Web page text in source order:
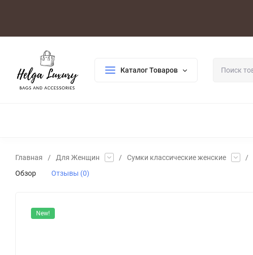
Каталог Товаров
Главная / Для Женщин / Сумки классические женские /
Обзор
Отзывы (0)
New!